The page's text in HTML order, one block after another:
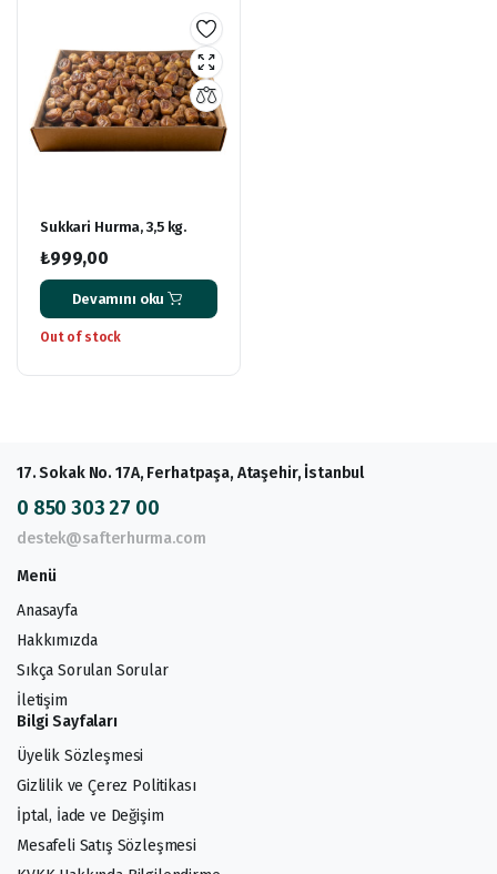
Sukkari Hurma, 3,5 kg.
₺999,00
Devamını oku
Out of stock
17. Sokak No. 17A, Ferhatpaşa, Ataşehir, İstanbul
0 850 303 27 00
destek@safterhurma.com
Menü
Anasayfa
Hakkımızda
Sıkça Sorulan Sorular
İletişim
Bilgi Sayfaları
Üyelik Sözleşmesi
Gizlilik ve Çerez Politikası
İptal, İade ve Değişim
Mesafeli Satış Sözleşmesi